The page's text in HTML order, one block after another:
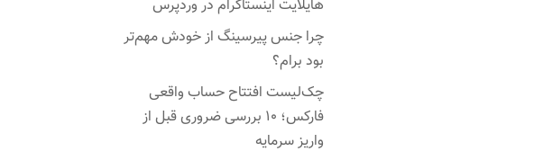
هایلایت اینستاگرام در وردپرس
چرا جنس پیرسینگ از خودش مهم‌تر
بود برام؟
چک‌لیست افتتاح حساب واقعی
فارکس؛ ۱۰ بررسی ضروری قبل از
واریز سرمایه